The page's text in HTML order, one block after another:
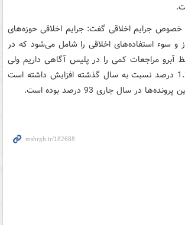
جرایم اخلاقی گفت: جرایم اخلاقی حوزه‌های
و سوء استفاده‌های اخلاقی را شامل می‌شود که در
آبرو مراجعات کمی را در پلیس آگاهی داریم ولی
پرونده‌های تشکیلی 1.2 درصد نسبت به سال گذشته افزایش داشته است
در سال جاری 93 درصد بوده است.